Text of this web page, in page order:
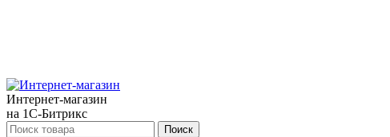
Интернет-магазин
на 1С-Битрикс
Поиск